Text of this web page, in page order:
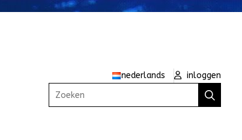
nederlands
inloggen
Zoeken